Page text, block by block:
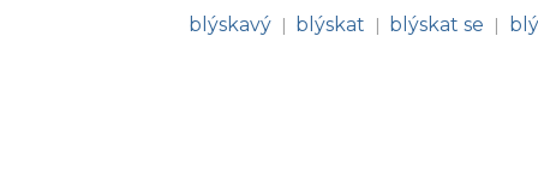
blýskavý | blýskat | blýskat se |